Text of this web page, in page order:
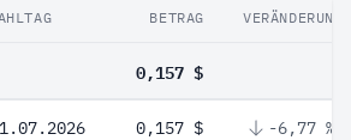
BETRAG VERÄNDERUNG
0,157 $
0,157 $ -6,77 %